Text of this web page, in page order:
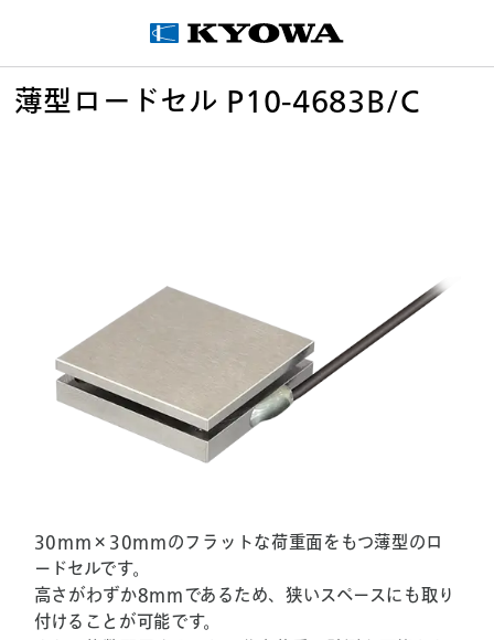
薄型ロードセル P10-4683B/C
30mm×30mmのフラットな荷重面をもつ薄型のロ
ードセルです。
高さがわずか8mmであるため、狭いスペースにも取り
付けることが可能です。